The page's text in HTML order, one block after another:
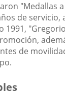
"Medallas
de servicio,
1991,
de